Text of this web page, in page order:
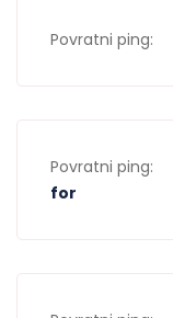
Povratni ping:
Povratni ping:
for